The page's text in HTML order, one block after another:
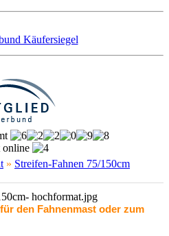
online
» Streifen-Fahnen 75/150cm
den Fahnenmast oder zum